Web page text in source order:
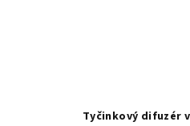
Tyčinkový difuzér